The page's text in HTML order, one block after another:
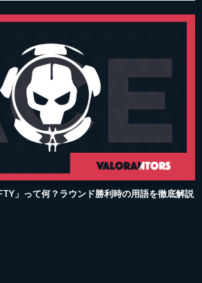
」って何？ラウンド勝利時の用語を徹底解説